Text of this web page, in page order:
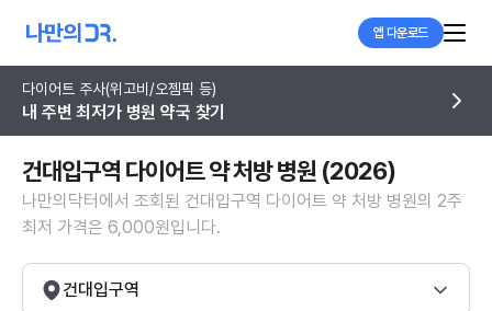
앱 다운로드
다이어트 주사(위고비/오젬픽 등)
내 주변 최저가 병원 약국 찾기
건대입구역 다이어트 약 처방 병원 (2026)
나만의닥터에서 조회된 건대입구역 다이어트 약 처방 병원의 2주
최저 가격은 6,000원입니다.
건대입구역